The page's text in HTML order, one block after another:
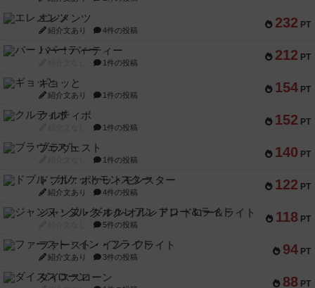
232 PT
エレメンツ
紹介文あり 4件の投稿
212 PT
バー！パーティー
1件の投稿
154 PT
ギョッと
紹介文あり 1件の投稿
152 PT
クルティボ
1件の投稿
140 PT
ブラヴェスト
1件の投稿
122 PT
ドブル：ポケットモンスター
紹介文あり 4件の投稿
118 PT
ジャンヌ・ダルク-オルレアン ドロー＆ライト
5件の投稿
94 PT
ファースト・イン・フライト
紹介文あり 3件の投稿
88 PT
ダイススローン